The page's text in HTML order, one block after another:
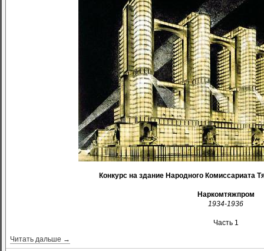
Конкурс на здание Народного Комиссариата
Наркомтяжпром
1934-1936
Часть 1
Читать дальше →